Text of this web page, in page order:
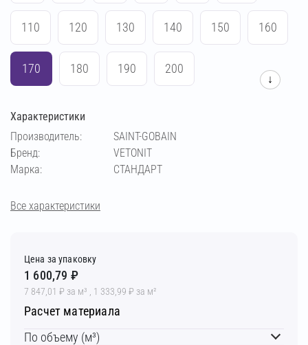
110 120 130 140 150 160
170 180 190 200
↓
Характеристики
Производитель:
SAINT-GOBAIN
Бренд:
VETONIT
Марка:
СТАНДАРТ
Все характеристики
Цена за упаковку
1 600,79 ₽
7 847,01 ₽ за м³ , 1 333,99 ₽ за м²
Расчет материала
По объему (м³)